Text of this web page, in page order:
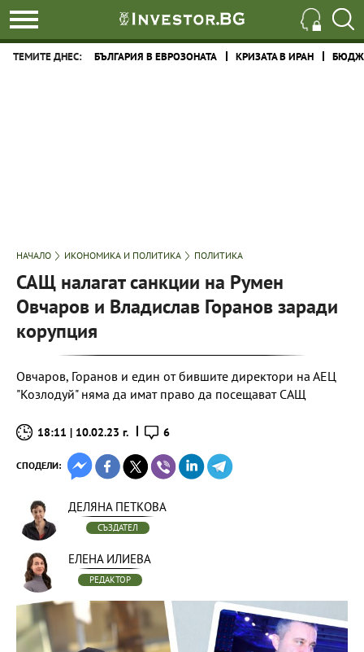
ТЕМИТЕ ДНЕС: БЪЛГАРИЯ В ЕВРОЗОНАТА КРИЗАТА В ИРАН
НАЧАЛО ИКОНОМИКА И ПОЛИТИКА ПОЛИТИКА
САЩ налагат санкции на Румен
Овчаров и Владислав Горанов заради
корупция
Овчаров, Горанов и един от бившите директори на АЕЦ
"Козлодуй" няма да имат право да посещават САЩ
18:11 | 10.02.23 г. 6
СПОДЕЛИ:
ДЕЛЯНА ПЕТКОВА
СЪЗДАТЕЛ
ЕЛЕНА ИЛИЕВА
РЕДАКТОР